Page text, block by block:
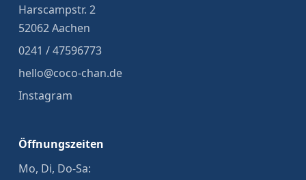
Harscampstr. 2
52062 Aachen
0241 / 47596773
hello@coco-chan.de
Instagram
Öffnungszeiten
Mo, Di, Do-Sa: